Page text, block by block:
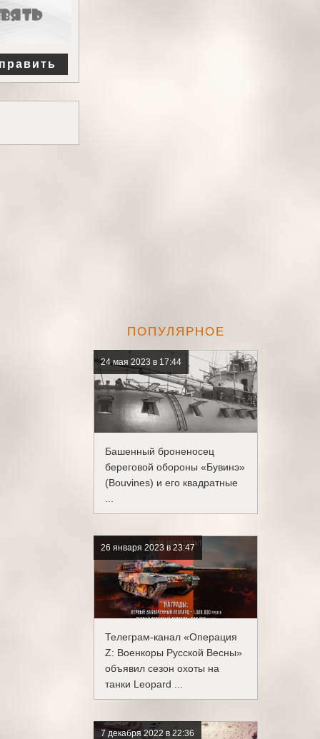
ПОПУЛЯРНОЕ
24 мая 2023 в 17:44
Башенный броненосец
береговой обороны «Бувинэ»
(Bouvines) и его квадратные
26 января 2023 в 23:47
Телеграм-канал «Операция
Z: Военкоры Русской Весны»
объявил сезон охоты на
танки Leopard ...
7 декабря 2022 в 22:36